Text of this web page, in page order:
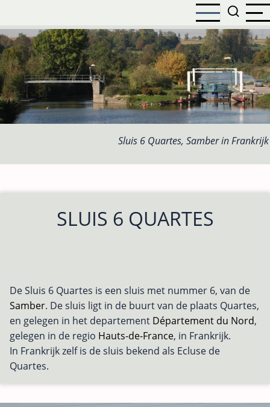
naar
de
inhoud
gaan
Sluis 6 Quartes, Samber in Frankrijk
SLUIS 6 QUARTES
De Sluis 6 Quartes is een sluis met nummer 6, van de
Samber. De sluis ligt in de buurt van de plaats Quartes,
en gelegen in het departement Département du Nord,
gelegen in de regio Hauts-de-France, in Frankrijk.
In Frankrijk zelf is de sluis bekend als Ecluse de
Quartes.